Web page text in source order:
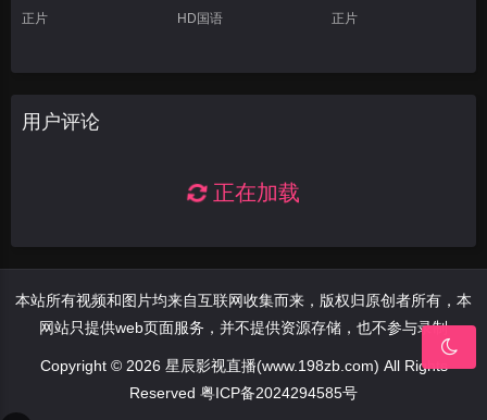
正片 HD国语 正片
用户评论
正在加载
本站所有视频和图片均来自互联网收集而来，版权归原创者所有，本
网站只提供web页面服务，并不提供资源存储，也不参与录制
Copyright © 2026 星辰影视直播(www.198zb.com) All Rights
Reserved 粤ICP备2024294585号